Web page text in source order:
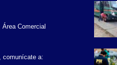
Comercial
comunícate a: